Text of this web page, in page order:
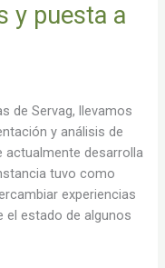
y puesta a
de Servag, llevamos
y análisis de
actualmente desarrolla
tuvo como
experiencias
el estado de algunos